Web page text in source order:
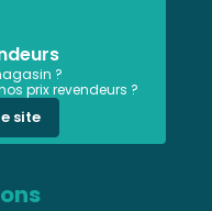
?
prix revendeurs ?
site